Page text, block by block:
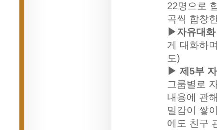
22명으로
곡씩 합창
▶자유대
게 대화하
도)
▶ 제5부
그룹별로
내용에 관
밀감이 쌓
에도 친구